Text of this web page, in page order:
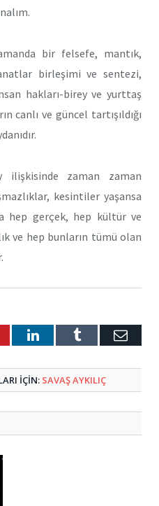
bir felsefe, mantık,
birleşimi ve sentezi,
hakları-birey ve yurttaş
canlı ve güncel tartışıldığı
ilişkisinde zaman zaman
kesintiler yaşansa
hep gerçek, hep kültür ve
ve hep bunların tümü olan
LinkedInTumblr E-
IÇIN: SAVAŞ AYKILIÇ